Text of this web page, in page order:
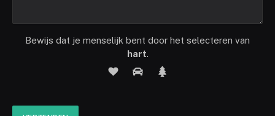
Bewijs dat je menselijk bent door het selecteren van
hart.